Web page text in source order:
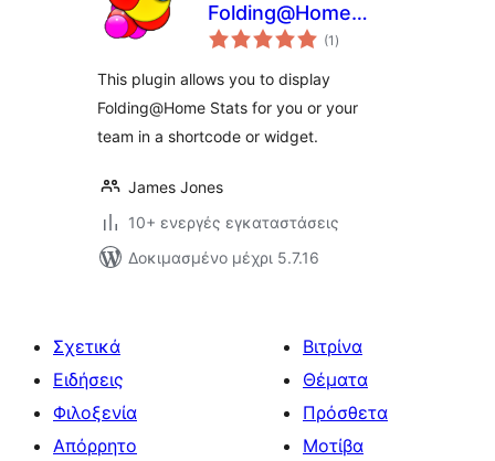
Folding@Home
Stats
(1 αξιολογήσεις
σύνολο
)
This plugin allows you to display
Folding@Home Stats for you or your
team in a shortcode or widget.
James Jones
10+ ενεργές εγκαταστάσεις
Δοκιμασμένο μέχρι 5.7.16
Σχετικά
Ειδήσεις
Φιλοξενία
Απόρρητο
Βιτρίνα
Θέματα
Πρόσθετα
Μοτίβα